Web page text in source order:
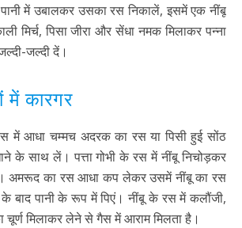
में उबालकर उसका रस निकालें, इसमें एक नींबू
मिर्च, पिसा जीरा और सेंधा नमक मिलाकर पन्ना
जल्दी दें।
में कारगर
में आधा चम्मच अदरक का रस या पिसी हुई सोंठ
के साथ लें। पत्ता गोभी के रस में नींबू निचोड़कर
अमरूद का रस आधा कप लेकर उसमें नींबू का रस
बाद पानी के रूप में पिएं। नींबू के रस में कलौंजी,
चूर्ण मिलाकर लेने से गैस में आराम मिलता है।